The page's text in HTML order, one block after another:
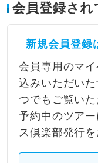
会員登録さ
新規会員登録
会員専用のマ
込みいただい
つでもご覧いた
予約中のツア
ス倶楽部発行